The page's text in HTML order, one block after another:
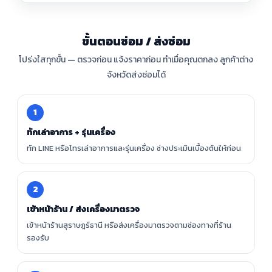
ขั้นตอนซ่อม / ส่งซ่อม
โปร่งใสทุกขั้น — ตรวจก่อน แจ้งราคาก่อน ทำเมื่อคุณตกลง ลูกค้าต่าง
จังหวัดส่งซ่อมได้
1
ทักเล่าอาการ + รุ่นเครื่อง
ทัก LINE หรือโทรเล่าอาการและรุ่นเครื่อง ช่างประเมินเบื้องต้นให้ก่อน
2
เข้าหน้าร้าน / ส่งเครื่องมาตรวจ
เข้าหน้าร้านสุราษฎร์ธานี หรือส่งเครื่องมาตรวจตามช่องทางที่ร้าน
รองรับ